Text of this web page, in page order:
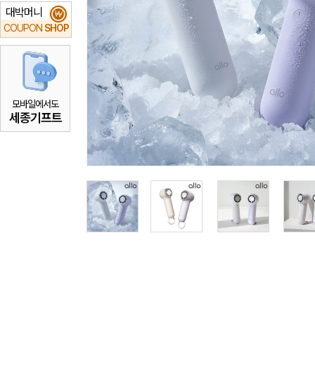
대박머니
COUPON SHOP
₩
모바일에서도
세종기프트